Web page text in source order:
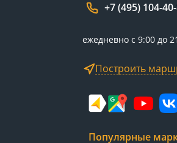
+7 (495) 104-
ежедневно с 9:00 до
Построить
Популярные